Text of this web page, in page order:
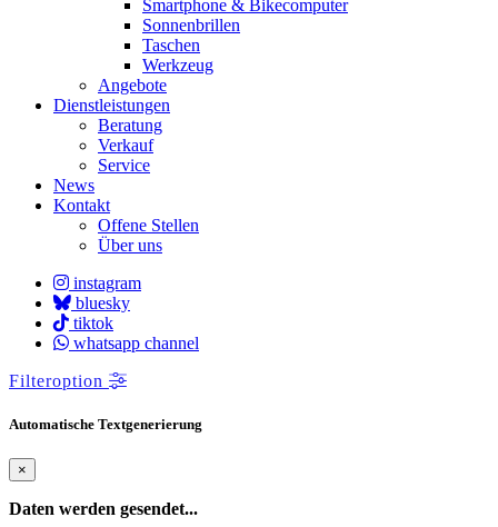
Smartphone & Bikecomputer
Sonnenbrillen
Taschen
Werkzeug
Angebote
Dienstleistungen
Beratung
Verkauf
Service
News
Kontakt
Offene Stellen
Über uns
instagram
bluesky
tiktok
whatsapp channel
Filteroption
Automatische Textgenerierung
×
Daten werden gesendet...